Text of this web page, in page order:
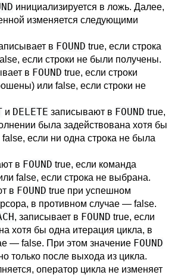
инициализируется в ложь. Далее,
изменяется следующими
в FOUND true, если строка
если строки не были получены.
в FOUND true, если строки
или false, если строки не
и DELETE записывают в FOUND true,
была задействована хотя бы
false, если ни одна строка не была
в FOUND true, если команда
false, если строка не выбрана.
в FOUND true при успешном
в противном случае — false.
, записывает в FOUND true, если
хотя бы одна итерация цикла, в
— false. При этом значение FOUND
только после выхода из цикла.
оператор цикла не изменяет